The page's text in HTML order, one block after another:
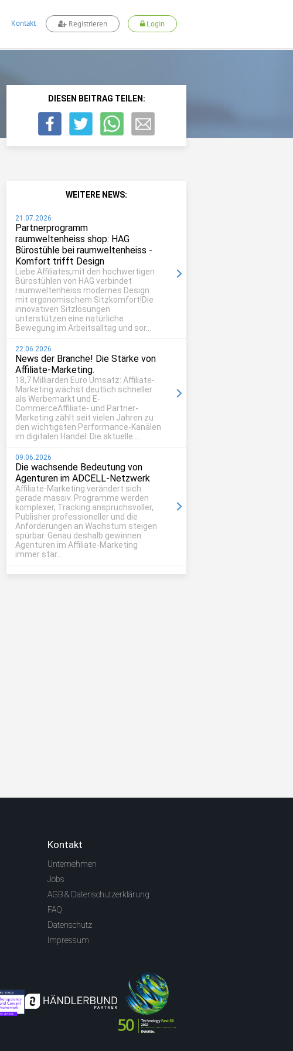
Kontakt Registrieren Login
DIESEN BEITRAG TEILEN:
WEITERE NEWS:
21.07.2026
Partnerprogramm
raumweltenheiss shop: HAG
Bürostühle bei raumweltenheiss -
Komfort trifft Design
Liebe Affiliates,mit den hochwertigen
Bürostühlen von HAG verbindet
raumweltenheiss modernes Design
mit ergonomischem Sitzkomfort!Die
innovativen Sitzlösungen
unterstützen eine natürliche
Bewegung im Arbeitsalltag und sor...
22.06.2026
News der Branche! Die Stärke von
Affiliate-Marketing.
18,7 Milliarden Euro Umsatz: Affiliate-
Marketing wächst deutlich schneller
als Werbemarkt und E-
CommerceAffiliate- und Partner-
Marketing zählt seit vielen Jahren zu
den wichtigsten Performance-Kanälen
im digitalen Handel. Die aktuelle ...
09.06.2026
Die wachsende Bedeutung von
Agenturen im ADCELL-Netzwerk
Affiliate-Marketing verändert sich
gerade massiv. Programme werden
komplexer, Tracking anspruchsvoller,
Publisher professioneller und die
Anforderungen an Wachstum steigen
spürbar. Genau deshalb gewinnen
Agenturen im Affiliate-Marketing
immer stär...
Kontakt
Unternehmen
Jobs
AGB & Datenschutzerklärung
FAQ
Datenschutz
Impressum